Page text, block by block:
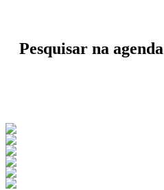
Pesquisar na agenda